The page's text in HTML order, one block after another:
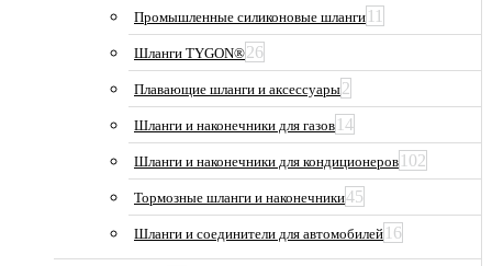
Промышленные силиконовые шланги 11
Шланги TYGON®26
Плавающие шланги и аксессуары2
Шланги и наконечники для газов 14
Шланги и наконечники для кондиционеров 102
Тормозные шланги и наконечники45
Шланги и соединители для автомобилей 16